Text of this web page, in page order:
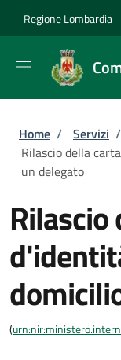
Regione Lombardia
Briciole
Home / Servizi /
Rilascio della
un delegato
(